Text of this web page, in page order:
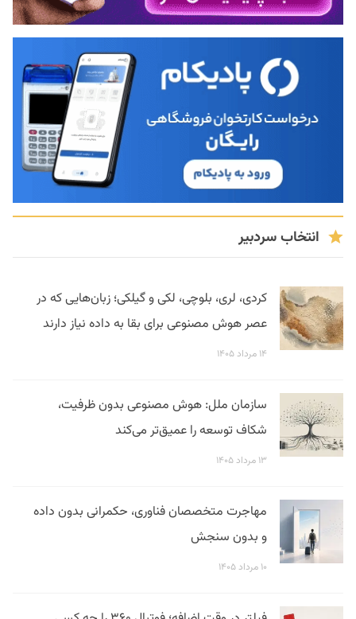
انتخاب سردبیر
کردی، لری، بلوچی، لکی و گیلکی؛ زبان‌هایی که در
عصر هوش مصنوعی برای بقا به داده نیاز دارند
۱۴ مرداد ۱۴۰۵
سازمان ملل: هوش مصنوعی بدون ظرفیت،
شکاف توسعه را عمیق‌تر می‌کند
۱۳ مرداد ۱۴۰۵
مهاجرت متخصصان فناوری، حکمرانی بدون داده
و بدون سنجش
۱۰ مرداد ۱۴۰۵